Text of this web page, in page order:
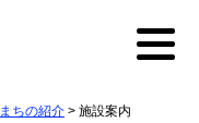
まちの紹介 > 施設案内